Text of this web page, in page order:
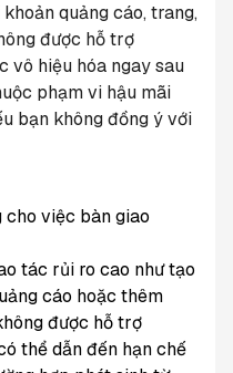
quảng cáo, trang,
được hỗ trợ
vô hiệu hóa ngay sau
phạm vi hậu mãi
bạn không đồng ý với
cho việc bàn giao
tác rủi ro cao như tạo
cáo hoặc thêm
được hỗ trợ
thể dẫn đến hạn chế